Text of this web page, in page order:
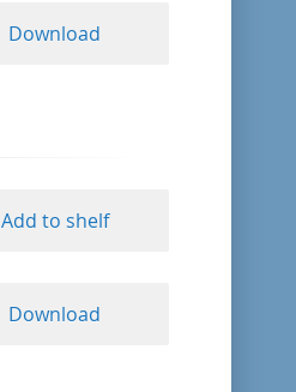
Download
Add to shelf
Download